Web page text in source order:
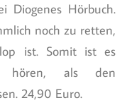
Diogenes Hörbuch.
noch zu retten,
ist. Somit ist es
hören, als den
24,90 Euro.